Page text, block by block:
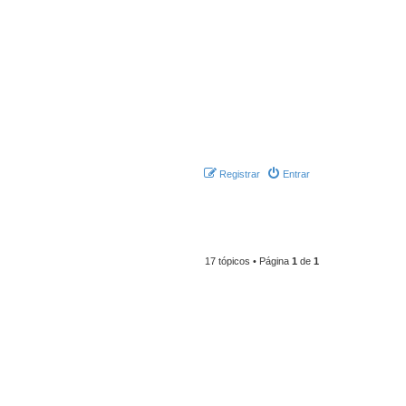
Entrar
Registrar
17 tópicos • Página 1 de 1